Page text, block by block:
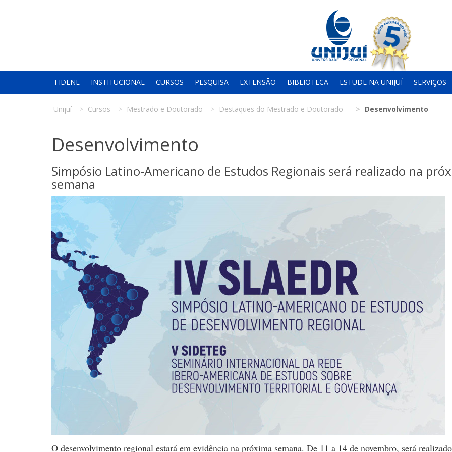
FIDENE INSTITUCIONAL CURSOS PESQUISA EXTENSÃO BIBLIOTECA ESTUDE NA UNIJUÍ SERVIÇOS
Unijuí Cursos Mestrado e Doutorado Destaques do Mestrado e Doutorado Desenvolvimento
Desenvolvimento
Simpósio Latino-Americano de Estudos Regionais será realizado na
semana
O desenvolvimento regional estará em evidência na próxima semana. De 11 a 14 de novembro, será